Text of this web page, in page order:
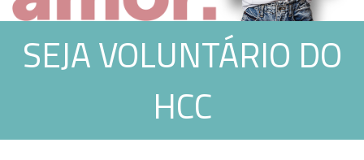
Contato
SEJA VOLUNTÁRIO DO
HCC